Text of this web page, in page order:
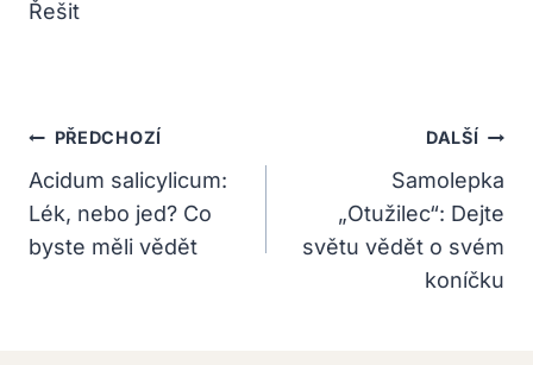
Navigace
Pro
Příspěvek
PŘEDCHOZÍ
Acidum salicylicum:
Lék, nebo jed? Co
byste měli vědět
DALŠÍ
Samolepka
„Otužilec“: Dejte
světu vědět o svém
koníčku